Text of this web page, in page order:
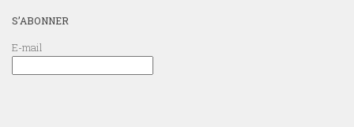
S’ABONNER
E-mail